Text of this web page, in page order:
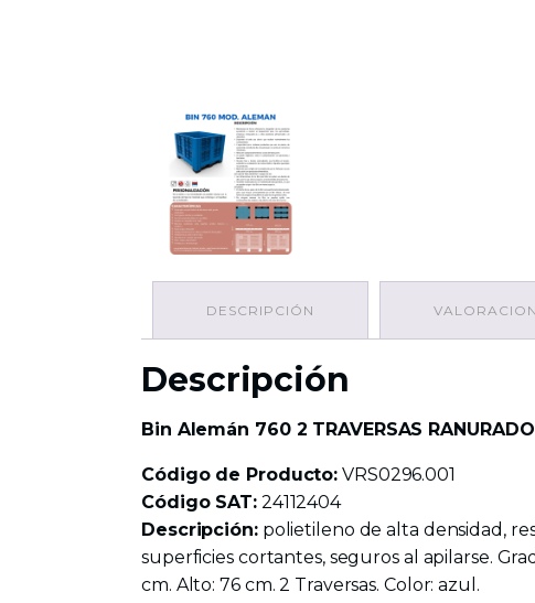
DESCRIPCIÓN
Descripción
Bin Alemán 760 2 TRAVERSAS
Código de Producto: VRS0296.001
Código SAT:24112404
Descripción:polietileno de alta densidad,
superficies cortantes, seguros al apilarse.
cm. Alto: 76 cm. 2 Traversas. Color: azul.